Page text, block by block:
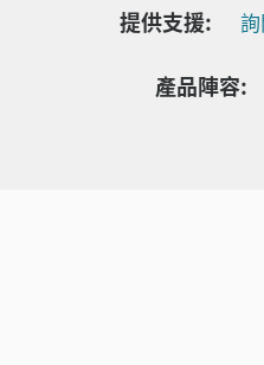
提供支援: 詢
產品陣容: